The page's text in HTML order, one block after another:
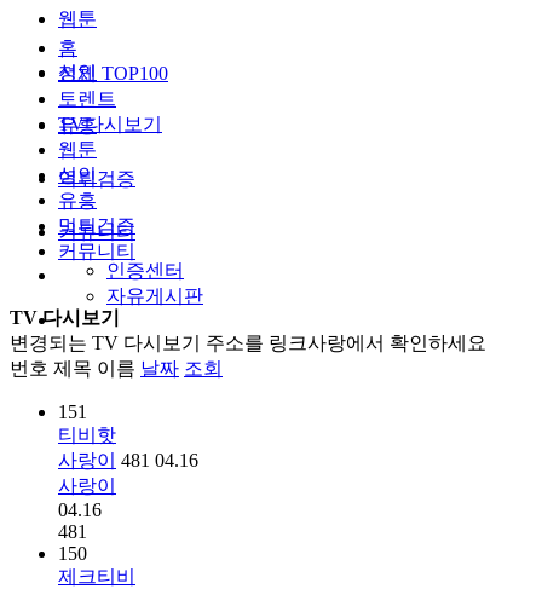
웹툰
성인
유흥
먹튀검증
커뮤니티
인증센터
자유게시판
홈
전체 TOP100
토렌트
TV다시보기
웹툰
성인
유흥
먹튀검증
커뮤니티
TV 다시보기
변경되는 TV 다시보기 주소를 링크사랑에서 확인하세요
번호 제목 이름 날짜 조회
151
티비핫
사랑이
481 04.16
사랑이
04.16
481
150
제크티비